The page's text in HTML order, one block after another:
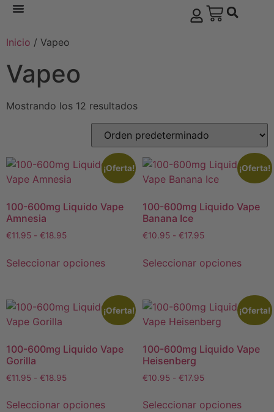
Inicio / Vapeo
Vapeo
Mostrando los 12 resultados
¡Oferta!
100-600mg Liquido Vape
Amnesia
€11.95 - €18.95
Seleccionar opciones
¡Oferta!
100-600mg Liquido Vape
Banana Ice
€10.95 - €17.95
Seleccionar opciones
¡Oferta!
100-600mg Liquido Vape
Gorilla
€11.95 - €18.95
Seleccionar opciones
¡Oferta!
100-600mg Liquido Vape
Heisenberg
€10.95 - €17.95
Seleccionar opciones